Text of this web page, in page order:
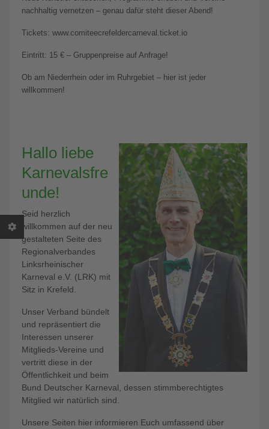
nachhaltig vernetzen – genau dafür steht dieser Abend!
Tickets: www.comiteecrefeldercarneval.ticket.io
Eintritt: 15 € – Gruppenpreise auf Anfrage!
Ob am Niederrhein oder im Ruhrgebiet – hier ist jeder
willkommen!
Hallo liebe
Karnevalsfre
unde!
Seid herzlich
willkommen auf der neu
gestalteten Seite des
Regionalverbandes
Linksrheinischer
Karneval e.V. (LRK) mit
Sitz in Krefeld.
Unser Verband bündelt
und repräsentiert die
Interessen unserer
Mitglieds-Vereine und
vertritt diese in der
Öffentlichkeit und beim
Bund Deutscher Karneval, dessen stimmberechtigtes
Mitglied wir natürlich sind.
Unsere Seiten hier informieren Euch umfassend über